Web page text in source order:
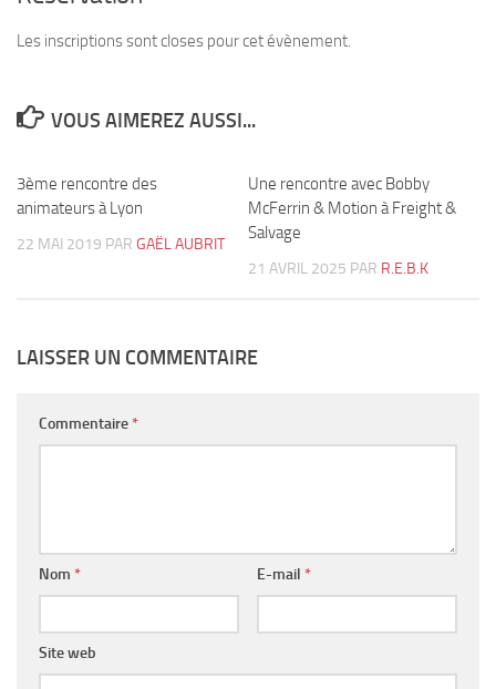
Les inscriptions sont closes pour cet évènement.
VOUS AIMEREZ AUSSI...
3ème rencontre des
animateurs à Lyon
22 MAI 2019 PAR GAËL AUBRIT
Une rencontre avec Bobby
McFerrin & Motion à Freight &
Salvage
21 AVRIL 2025 PAR R.E.B.K
LAISSER UN COMMENTAIRE
Commentaire *
Nom * E-mail *
Site web